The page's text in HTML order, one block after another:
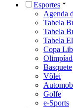
Esportes
Agenda
Tabela
Tabela
Tabela
Copa
Basquete
Vôlei
Golfe
e-Sports